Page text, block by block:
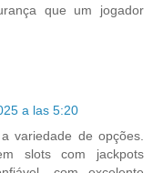
que um jogador
a las 5:20
variedade de opções.
slots com jackpots